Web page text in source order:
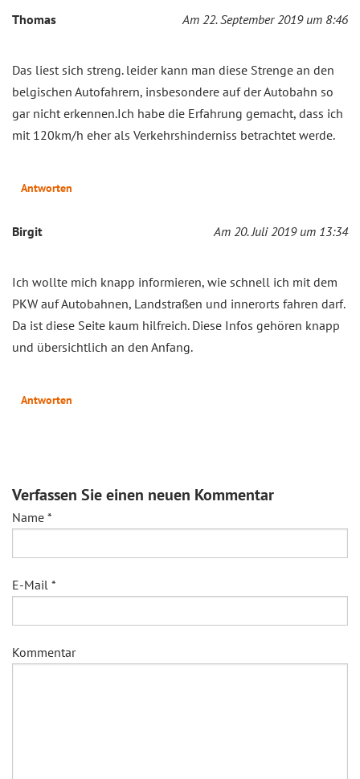
Thomas Am 22. September 2019 um 8:46
Das liest sich streng. leider kann man diese Strenge an den
belgischen Autofahrern, insbesondere auf der Autobahn so
gar nicht erkennen.Ich habe die Erfahrung gemacht, dass ich
mit 120km/h eher als Verkehrshinderniss betrachtet werde.
Antworten
Birgit Am 20. Juli 2019 um 13:34
Ich wollte mich knapp informieren, wie schnell ich mit dem
PKW auf Autobahnen, Landstraßen und innerorts fahren darf.
Da ist diese Seite kaum hilfreich. Diese Infos gehören knapp
und übersichtlich an den Anfang.
Antworten
Verfassen Sie einen neuen Kommentar
Name *
E-Mail *
Kommentar